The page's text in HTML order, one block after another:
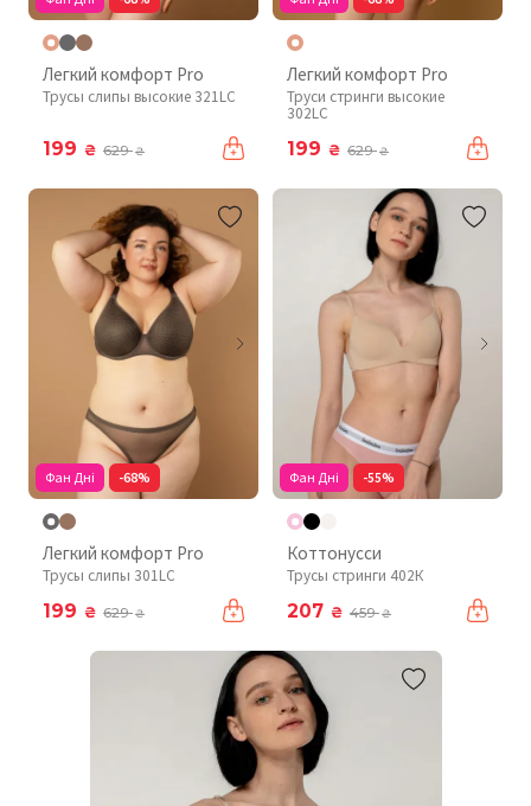
Легкий комфорт Pro
Трусы слипы высокие 321LC
199 ₴ 629₴
Легкий комфорт Pro
Труси стринги высокие
302LC
199 ₴ 629₴
Фан Дні -68%
Легкий комфорт Pro
Трусы слипы 301LC
199 ₴ 629₴
Фан Дні -55%
Коттонусси
Трусы стринги 402К
207 ₴ 459₴